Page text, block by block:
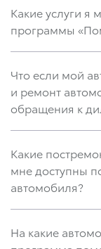
Какие услуги я
программы
Что если мой
и ремонт
обращения к
Какие
мне доступны
автомобиля?
На какие